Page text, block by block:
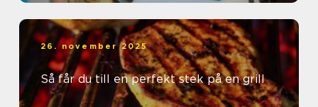
26. november 2025
Så får du till en perfekt stek på en grill